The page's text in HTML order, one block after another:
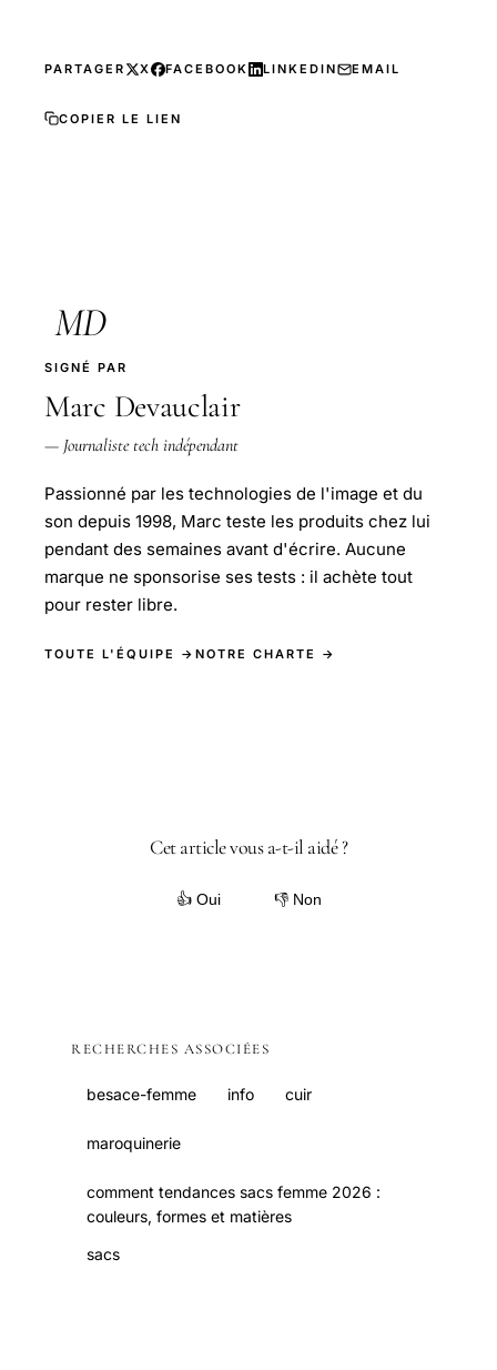
PARTAGER X FACEBOOK LINKEDIN EMAIL
COPIER LE LIEN
MD
SIGNÉ PAR
Marc Devauclair
— Journaliste tech indépendant
Passionné par les technologies de l'image et du
son depuis 1998, Marc teste les produits chez lui
pendant des semaines avant d'écrire. Aucune
marque ne sponsorise ses tests : il achète tout
pour rester libre.
TOUTE L'ÉQUIPE → NOTRE CHARTE →
Cet article vous a-t-il aidé ?
👍 Oui 👎 Non
RECHERCHES ASSOCIÉES
besace-femme info cuir
maroquinerie
comment tendances sacs femme 2026 :
couleurs, formes et matières
sacs